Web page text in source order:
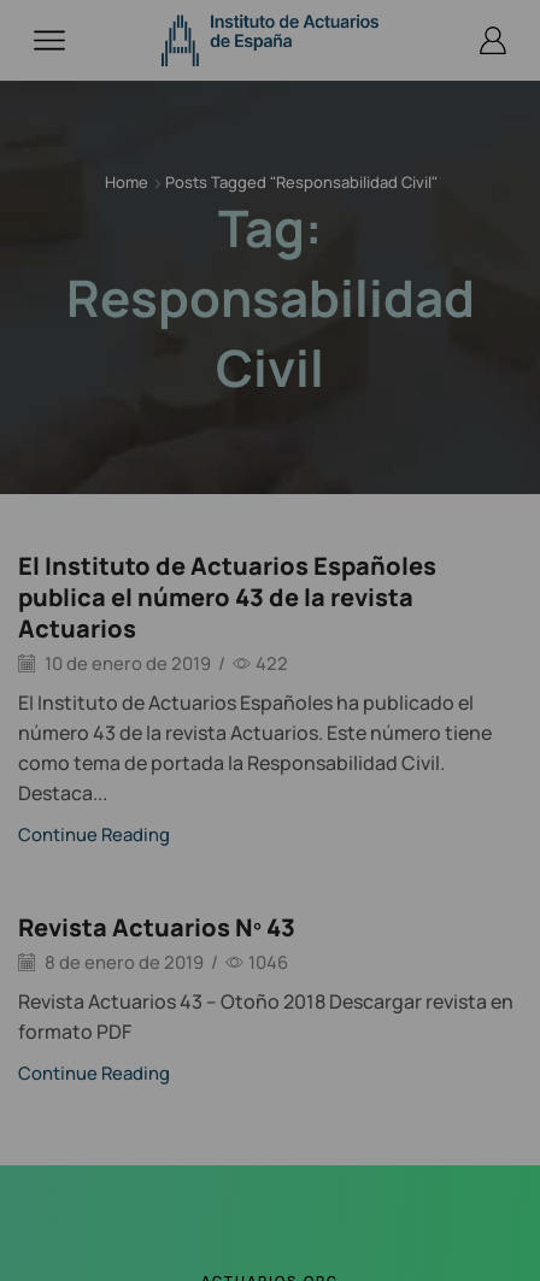
Home Posts Tagged "responsabilidad Civil"
Tag:
Responsabilidad
Civil
El Instituto de Actuarios Españoles
publica el número 43 de la revista
Actuarios
10 de enero de 2019 / 422
El Instituto de Actuarios Españoles ha publicado el
número 43 de la revista Actuarios. Este número tiene
como tema de portada la Responsabilidad Civil.
Destaca...
Continue Reading
Revista Actuarios Nº 43
8 de enero de 2019 / 1046
Revista Actuarios 43 – Otoño 2018 Descargar revista en
formato PDF
Continue Reading